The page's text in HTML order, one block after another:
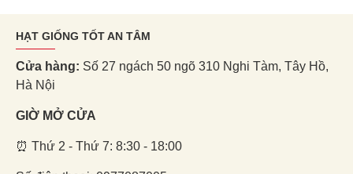
HẠT GIỐNG TỐT AN TÂM
Cửa hàng: Số 27 ngách 50 ngõ 310 Nghi Tàm, Tây Hồ,
Hà Nội
GIỜ MỞ CỬA
⏰ Thứ 2 - Thứ 7: 8:30 - 18:00